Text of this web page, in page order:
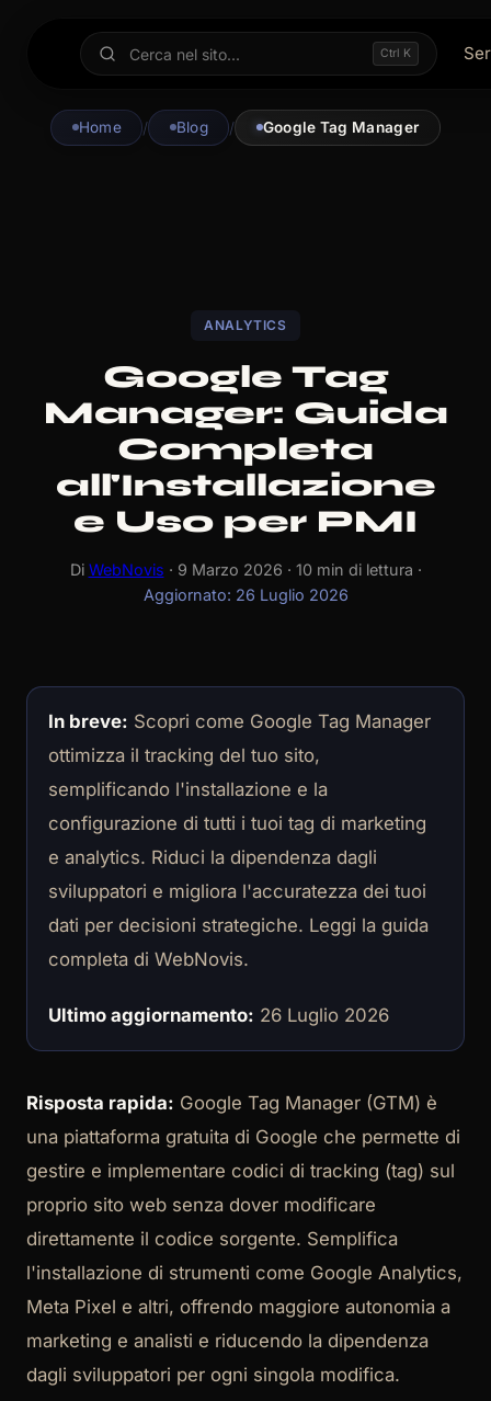
Ctrl K
Home / Blog / Google Tag Manager
ANALYTICS
Google Tag
Manager: Guida
Completa
all'Installazione
e Uso per PMI
Di WebNovis · 9 Marzo 2026 · 10 min di lettura ·
Aggiornato: 26 Luglio 2026
In breve: Scopri come Google Tag Manager
ottimizza il tracking del tuo sito,
semplificando l'installazione e la
configurazione di tutti i tuoi tag di marketing
e analytics. Riduci la dipendenza dagli
sviluppatori e migliora l'accuratezza dei tuoi
dati per decisioni strategiche. Leggi la guida
completa di WebNovis.
Ultimo aggiornamento: 26 Luglio 2026
Risposta rapida: Google Tag Manager (GTM) è
una piattaforma gratuita di Google che permette di
gestire e implementare codici di tracking (tag) sul
proprio sito web senza dover modificare
direttamente il codice sorgente. Semplifica
l'installazione di strumenti come Google Analytics,
Meta Pixel e altri, offrendo maggiore autonomia a
marketing e analisti e riducendo la dipendenza
dagli sviluppatori per ogni singola modifica.